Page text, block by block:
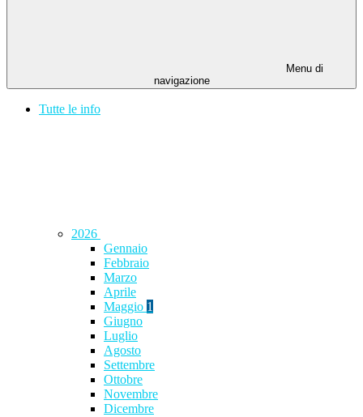
Menu di
navigazione
Tutte le info
2026
Gennaio
Febbraio
Marzo
Aprile
Maggio 1
Giugno
Luglio
Agosto
Settembre
Ottobre
Novembre
Dicembre